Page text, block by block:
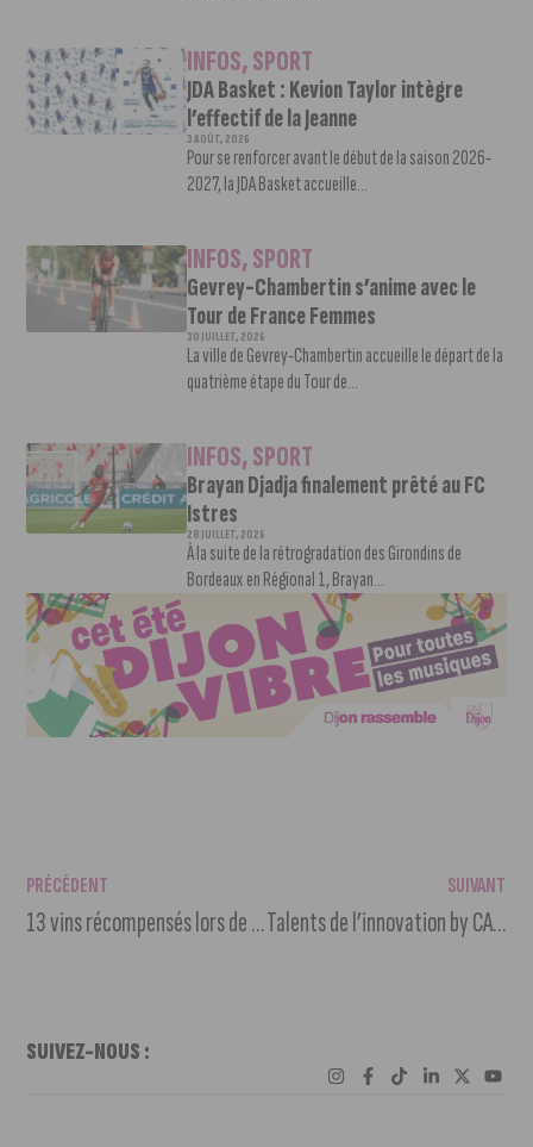
INFOS,SPORT
JDA Basket : Kevion Taylor intègre
l’effectif de la Jeanne
3 AOÛT, 2026
Pour se renforcer avant le début de la saison 2026-
2027, la JDA Basket accueille...
INFOS,SPORT
Gevrey-Chambertin s’anime avec le
Tour de France Femmes
30 JUILLET, 2026
La ville de Gevrey-Chambertin accueille le départ de la
quatrième étape du Tour de...
INFOS,SPORT
Brayan Djadja finalement prêté au FC
Istres
28 JUILLET, 2026
À la suite de la rétrogradation des Girondins de
Bordeaux en Régional 1, Brayan...
PRÉCÉDENT
13 vins récompensés lors de l’édition 2023 des Majors du Tastevinage
SUIVANT
Talents de l’innovation by CACB : 9 lauréats ont été récompensés à la BSB
SUIVEZ-NOUS :